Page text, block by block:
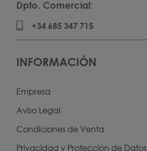
Dpto. Comercial:
+34 685 347 715
INFORMACIÓN
Empresa
Aviso Legal
Condiciones de Venta
Privacidad y Protección de Datos